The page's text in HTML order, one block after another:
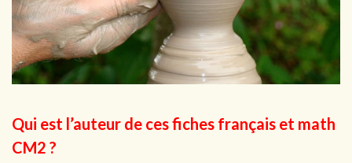
Qui est l’auteur de ces fiches français et math
CM2 ?